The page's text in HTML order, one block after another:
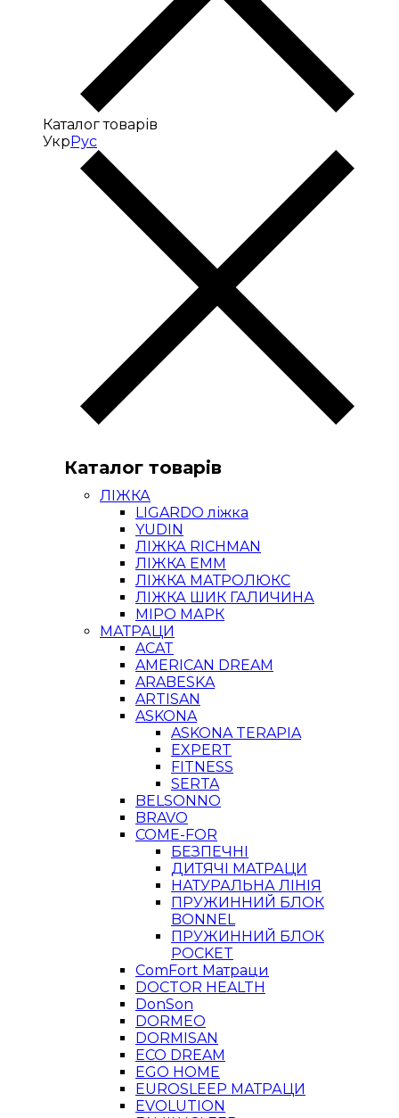
Каталог товарів
УкрРус
Каталог товарів
ЛІЖКА
LIGARDO ліжка
YUDIN
ЛІЖКА RICHMAN
ЛІЖКА ЕММ
ЛІЖКА МАТРОЛЮКС
ЛІЖКА ШИК ГАЛИЧИНА
МІРО МАРК
МАТРАЦИ
ACAT
AMERICAN DREAM
ARABESKA
ARTISAN
ASKONA
ASKONA TERAPIA
EXPERT
FITNESS
SERTA
BELSONNO
BRAVO
COME-FOR
БЕЗПЕЧНІ
ДИТЯЧІ МАТРАЦИ
НАТУРАЛЬНА ЛІНІЯ
ПРУЖИННИЙ БЛОК
BONNEL
ПРУЖИННИЙ БЛОК
POCKET
ComFort Матраци
DOCTOR HEALTH
DonSon
DORMEO
DORMISAN
ECO DREAM
EGO HOME
EUROSLEEP МАТРАЦИ
EVOLUTION